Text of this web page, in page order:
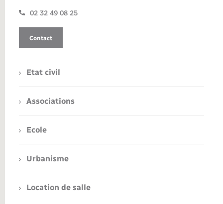
02 32 49 08 25
Contact
Etat civil
Associations
Ecole
Urbanisme
Location de salle